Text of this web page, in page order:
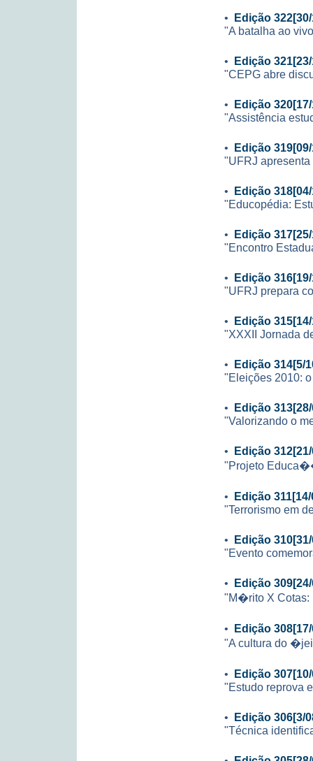
• Edição
"A batalha ao
• Edição
"CEPG abre
• Edição
"Assistência
• Edição
"UFRJ
• Edição
"Educopédia:
• Edição
"Encontro
• Edição
"UFRJ prepara
• Edição
"XXXII Jornada
• Edição 314[5/
"Eleições 2010:
• Edição
"Valorizando o
• Edição
"Projeto
• Edição
"Terrorismo em
• Edição
"Evento
• Edição
"M�rito X Cotas:
• Edição
"A cultura do
• Edição
"Estudo reprova
• Edição 306[3/
"Técnica